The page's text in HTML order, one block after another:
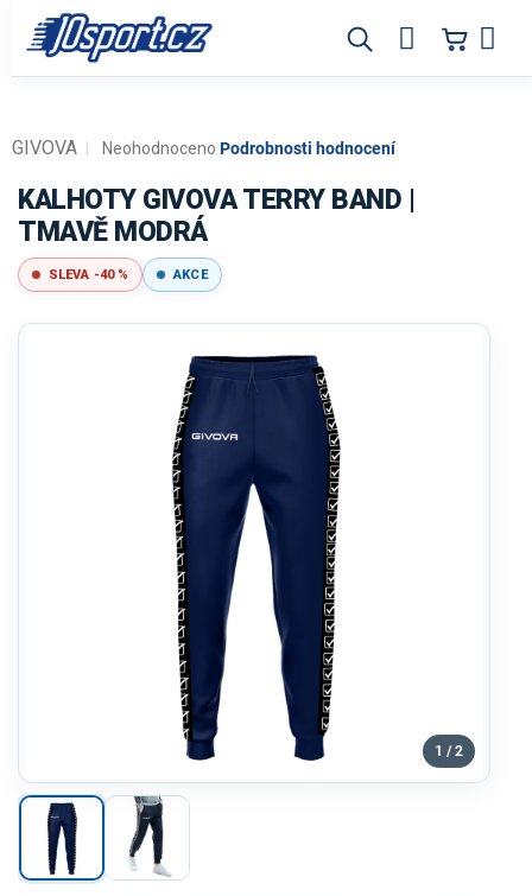
obsah
Průměrné
produktu
je
0,0
z
5
Neohodnoceno Podrobnosti hodnocení
GIVOVA
KALHOTY GIVOVA TERRY BAND |
TMAVĚ MODRÁ
SLEVA -40 % AKCE
1 / 2